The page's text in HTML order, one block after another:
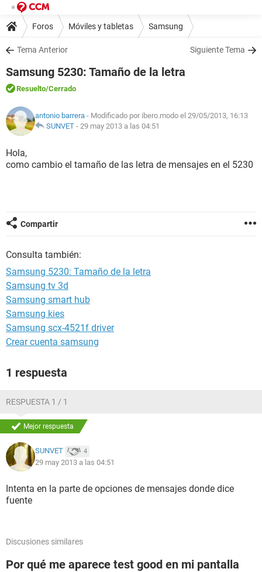
Foros Móviles y tabletas Samsung
Tema Anterior Siguiente Tema
Samsung 5230: Tamaño de la letra
Resuelto/Cerrado
antonio barrera - Modificado por ibero.modo el 29/05/2013, 16:13
SUNVET - 29 may 2013 a las 04:51
Hola,
como cambio el tamaño de las letra de mensajes en el 5230
Compartir
Consulta también:
Samsung 5230: Tamaño de la letra
Samsung tv 3d
Samsung smart hub
Samsung kies
Samsung scx-4521f driver
Crear cuenta samsung
1 respuesta
RESPUESTA 1 / 1
Mejor respuesta
SUNVET 4
29 may 2013 a las 04:51
Intenta en la parte de opciones de mensajes donde dice
fuente
Discusiones similares
Por qué me aparece test good en mi pantalla